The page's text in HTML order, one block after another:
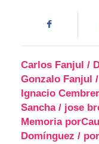
Carlos Fanjul /
Gonzalo Fanjul /
Ignacio
Sancha/ jose
Memoria
Domínguez /